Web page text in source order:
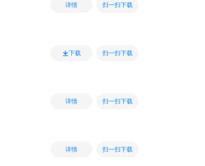
详情 扫一扫下载
下载 扫一扫下载
详情 扫一扫下载
详情 扫一扫下载